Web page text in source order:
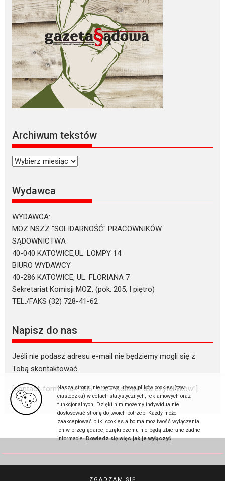
Nasza strona internetowa używa plików cookies (tzw.
ciasteczka) w celach statystycznych, reklamowych oraz
funkcjonalnych. Dzięki nim możemy indywidualnie
dostosować stronę do twoich potrzeb. Każdy może
zaakceptować pliki cookies albo ma możliwość wyłączenia
ich w przeglądarce, dzięki czemu nie będą zbierane żadne
informacje.Dowiedz się więc jak je wyłączyć.
Archiwum tekstów
Archiwum
Wydawca
WYDAWCA:
MOZ NSZZ "SOLIDARNOŚĆ" PRACOWNIKÓW
SĄDOWNICTWA
40-040 KATOWICE,UL. LOMPY 14
BIURO WYDAWCY
40-286 KATOWICE, UL. FLORIANA 7
Sekretariat Komisji MOZ, (pok. 205, I piętro)
TEL./FAKS (32) 728-41-62
Napisz do nas
Jeśli nie podasz adresu e-mail nie będziemy mogli się z
Tobą skontaktować.
[contact-form-7 id=”866″ title=”Kontakt dla czytelników”]